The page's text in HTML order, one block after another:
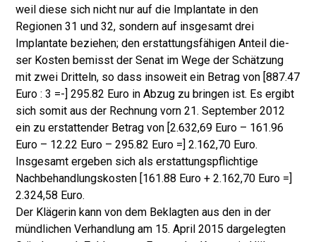
weil diese sich nicht nur auf die Implantate in den
Regionen 31 und 32, son­dern auf insgesamt drei
Implantate beziehen; den erstattungsfähigen Anteil die­
ser Kosten bemisst der Senat im Wege der Schätzung
mit zwei Dritteln, so dass insoweit ein Betrag von [887.47
Euro : 3 =-] 295.82 Euro in Abzug zu bringen ist. Es ergibt
sich somit aus der Rechnung vorn 21. September 2012
ein zu erstatten­der Betrag von [2.632,69 Euro – 161.96
Euro – 12.22 Euro – 295.82 Euro =] 2.162,70 Euro.
Insgesamt ergeben sich als erstattungspflichtige
Nachbehandlungskosten [161.88 Euro + 2.162,70 Euro =]
2.324,58 Euro.
Der Klägerin kann von dem Beklagten aus den in der
mündlichen Verhandlung am 15. April 2015 dargelegten